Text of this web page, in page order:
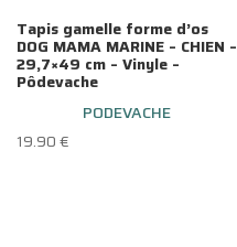
Tapis gamelle forme d’os
DOG MAMA MARINE – CHIEN –
29,7×49 cm – Vinyle –
Pôdevache
PODEVACHE
19.90€